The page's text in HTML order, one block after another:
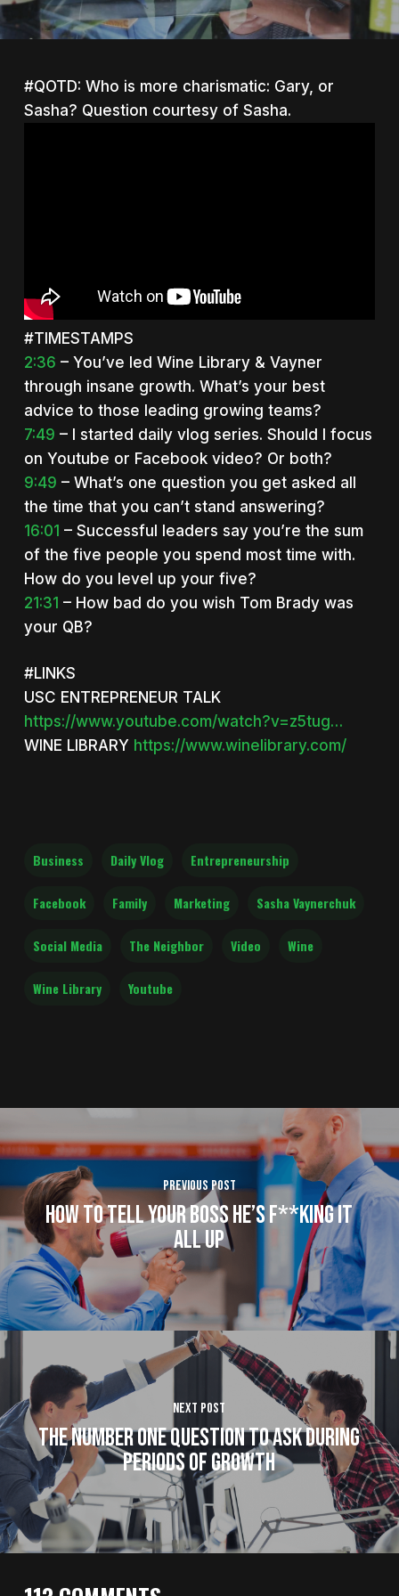
#QOTD: Who is more charismatic: Gary, or
Sasha? Question courtesy of Sasha.
#TIMESTAMPS
2:36 – You’ve led Wine Library & Vayner
through insane growth. What’s your best
advice to those leading growing teams?
7:49 – I started daily vlog series. Should I focus
on Youtube or Facebook video? Or both?
9:49 – What’s one question you get asked all
the time that you can’t stand answering?
16:01 – Successful leaders say you’re the sum
of the five people you spend most time with.
How do you level up your five?
21:31 – How bad do you wish Tom Brady was
your QB?
#LINKS
USC ENTREPRENEUR TALK
https://www.youtube.com/watch?v=z5tug…
WINE LIBRARY https://www.winelibrary.com/
Business Daily Vlog Entrepreneurship
Facebook Family Marketing Sasha Vaynerchuk
Social Media The Neighbor Video Wine
Wine Library Youtube
Previous Post
How To Tell Your Boss He’s F**king It
All Up
Next Post
The Number One Question to Ask During
Periods of Growth